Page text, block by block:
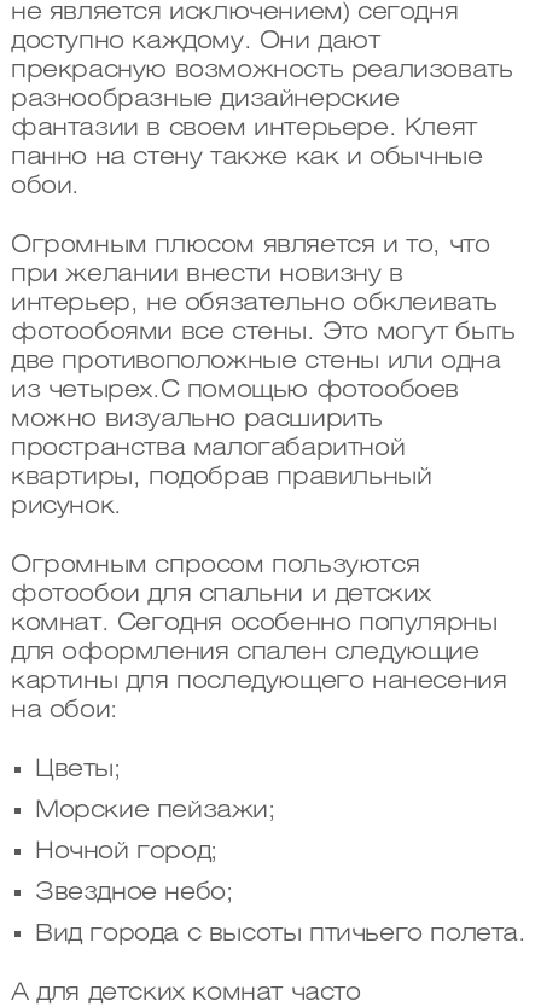
не является исключением) сегодня
доступно каждому. Они дают
прекрасную возможность реализовать
разнообразные дизайнерские
фантазии в своем интерьере. Клеят
панно на стену также как и обычные
обои.
Огромным плюсом является и то, что
при желании внести новизну в
интерьер, не обязательно обклеивать
фотообоями все стены. Это могут быть
две противоположные стены или одна
из четырех.С помощью фотообоев
можно визуально расширить
пространства малогабаритной
квартиры, подобрав правильный
рисунок.
Огромным спросом пользуются
фотообои для спальни и детских
комнат. Сегодня особенно популярны
для оформления спален следующие
картины для последующего нанесения
на обои:
Цветы;
Морские пейзажи;
Ночной город;
Звездное небо;
Вид города с высоты птичьего полета.
А для детских комнат часто